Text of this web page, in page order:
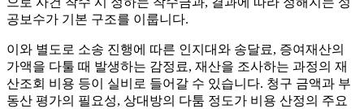
공보수가 기본 구조를 이룹니다.
이와 별도로 소송 진행에 따른 인지대와 송달료, 증여재산의
가액을 다툴 때 발생하는 감정료, 재산을 조사하는 과정의 재
산조회 비용 등이 실비로 들어갈 수 있습니다. 청구 금액과 부
동산 평가의 필요성, 상대방의 다툼 정도가 비용 산정의 주요